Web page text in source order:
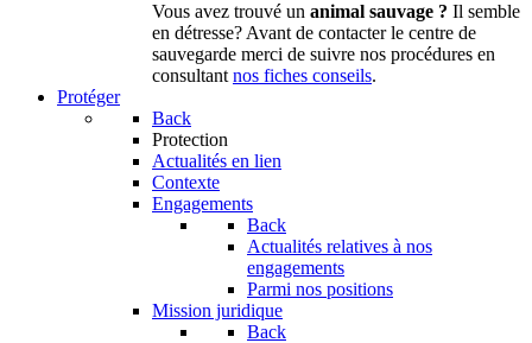
Vous avez trouvé un animal sauvage ? Il semble
en détresse? Avant de contacter le centre de
sauvegarde merci de suivre nos procédures en
consultantnos fiches conseils.
Protéger
Back
Protection
Actualités en lien
Contexte
Engagements
Back
Actualités relatives à nos
engagements
Parmi nos positions
Mission juridique
Back